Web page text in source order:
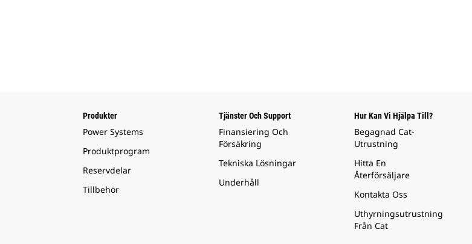
Produkter
Power Systems
Produktprogram
Reservdelar
Tillbehör
Tjänster Och Support
Finansiering Och
Försäkring
Tekniska Lösningar
Underhåll
Hur Kan Vi Hjälpa Till?
Begagnad Cat-
Utrustning
Hitta En
Återförsäljare
Kontakta Oss
Uthyrningsutrustning
Från Cat